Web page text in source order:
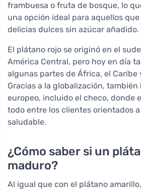
frambuesa o fruta de bosque, lo
una opción ideal para aquellos
delicias dulces sin azúcar añadido.
El plátano rojo se originó en el
América Central, pero hoy en día
algunas partes de África, el Caribe
Gracias a la globalización,
europeo, incluido el checo, donde
todo entre los clientes orientados
saludable.
¿Cómo saber si un
maduro?
Al igual que con el plátano